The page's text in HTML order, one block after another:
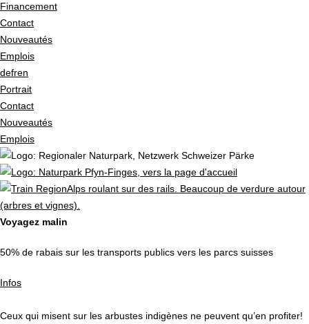
Financement
Contact
Nouveautés
Emplois
defren
Portrait
Contact
Nouveautés
Emplois
Voyagez malin
50% de rabais sur les transports publics vers les parcs suisses
Infos
Ceux qui misent sur les arbustes indigènes ne peuvent qu’en profiter!